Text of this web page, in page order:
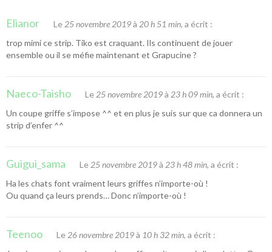
Elianor Le 25 novembre 2019à 20 h 51 min, a écrit :
trop mimi ce strip. Tiko est craquant. Ils continuent de jouer
ensemble ou il se méfie maintenant et Grapucine ?
Naeco-Taisho Le 25 novembre 2019à 23 h 09 min, a écrit :
Un coupe griffe s’impose ^^ et en plus je suis sur que ca donnera un
strip d’enfer ^^
Guigui_sama Le 25 novembre 2019à 23 h 48 min, a écrit :
Ha les chats font vraiment leurs griffes n’importe-où !
Ou quand ça leurs prends… Donc n’importe-où !
Teenoo Le 26 novembre 2019à 10 h 32 min, a écrit :